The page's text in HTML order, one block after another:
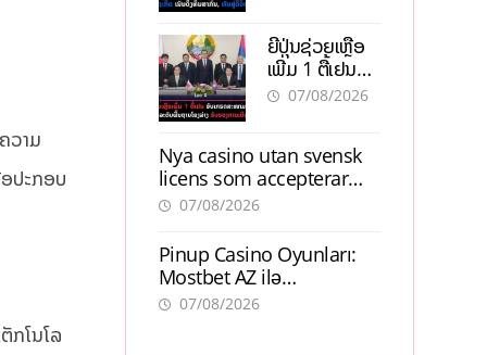
ວາມ
ປະກອບ
ກໂນໂລ
ສາກົນ, ຫັນສູ່ດິຈິ
ຕອນ
ຍີ່ປຸ່ນຊ່ວຍເຫຼືອ
ເພີ່ມ 1 ຕື້ເຢນ
ອັບເກຣດ
ເຕີບໂຕ
07/08/2026
Nya casino utan svensk
licens som accepterar
Swish: En jämförelse
07/08/2026
Pinup Casino Oyunları:
Mostbet AZ ilə
Müqayisədə Nə Təqdim
07/08/2026